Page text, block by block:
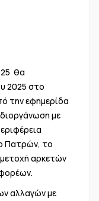
θα
2025 στο
την εφημερίδα
με
Πατρών, το
αρκετών
αλλαγών με